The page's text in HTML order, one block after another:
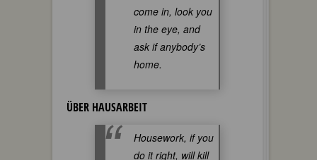
come in, look you
in the eye, and
ask if anybody’s
home.
ÜBER HAUSARBEIT
Housework, if you
do it right, will kill